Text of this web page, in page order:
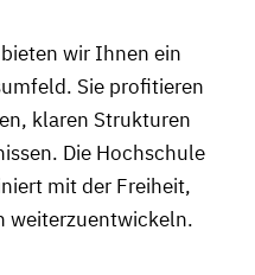
wir Ihnen ein
Sie profitieren
klaren Strukturen
Die Hochschule
mit der Freiheit,
weiterzuentwickeln.